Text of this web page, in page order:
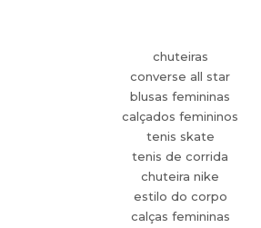
chuteiras
converse all star
blusas femininas
calçados femininos
tenis skate
tenis de corrida
chuteira nike
estilo do corpo
calças femininas